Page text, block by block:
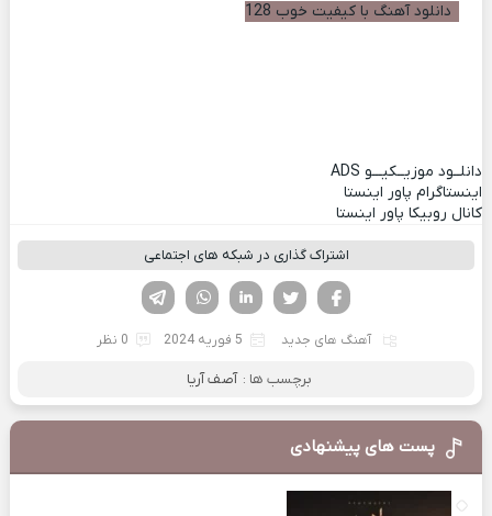
دانلود آهنگ با کیفیت خوب 128
دانلــود موزیــکیـــو ADS
اینستاگرام پاور اینستا
کانال روبیکا پاور اینستا
اشتراک گذاری در شبکه های اجتماعی
لینکدین تویتر
فیسوک
آهنگ های جدید 5 فوریه 2024 0 نظر
برچسب ها : آصف آریا
پست های پیشنهادی